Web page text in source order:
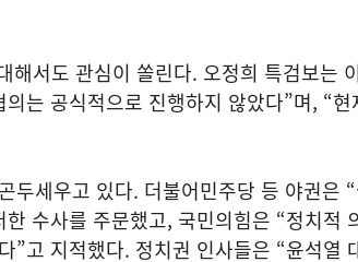
서도 관심이 쏠린다. 오정희 특검보는
는 공식적으로 진행하지 않았다”며, “현
두세우고 있다. 더불어민주당 등 야권은
수사를 주문했고, 국민의힘은 “정치적
”고 지적했다. 정치권 인사들은 “윤석열